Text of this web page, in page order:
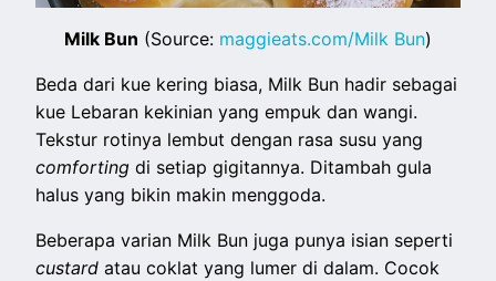
Milk Bun (Source: maggieats.com/Milk Bun)
Beda dari kue kering biasa, Milk Bun hadir sebagai
kue Lebaran kekinian yang empuk dan wangi.
Tekstur rotinya lembut dengan rasa susu yang
comfortingdi setiap gigitannya. Ditambah gula
halus yang bikin makin menggoda.
Beberapa varian Milk Bun juga punya isian seperti
custardatau coklat yang lumer di dalam. Cocok